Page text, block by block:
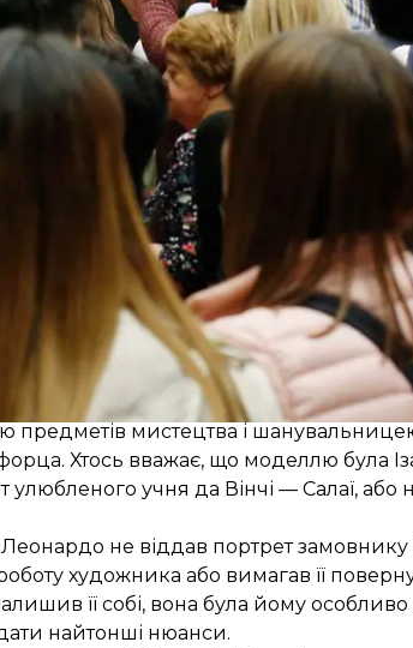
Ця пані — дружина
це нам повідомляє у своєму
версією, саме Лізу Герардіні ми й
Ізабелли д'Есте — одної з
предметів мистецтва і
Хтось вважає, що моделлю була
учня да Вінчі — Салаї, або
не віддав портрет
художника або вимагав її
її собі, вона була йому особливо
найтонші нюанси.